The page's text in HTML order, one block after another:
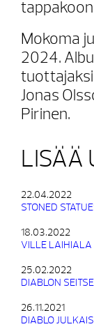
Mokoma
2024.
tuottajaksi
Jonas
Pirinen.
LISÄÄ
22.04.2022
STONED
18.03.2022
VILLE LAIHIALA
25.02.2022
DIABLON
26.11.2021
DIABLO